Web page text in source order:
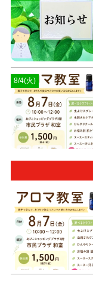
8/4(火)